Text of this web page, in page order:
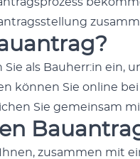
Sie als Bauherr:in ein,
kön­nen Sie online
Sie gemein­sam
zusam­men mit